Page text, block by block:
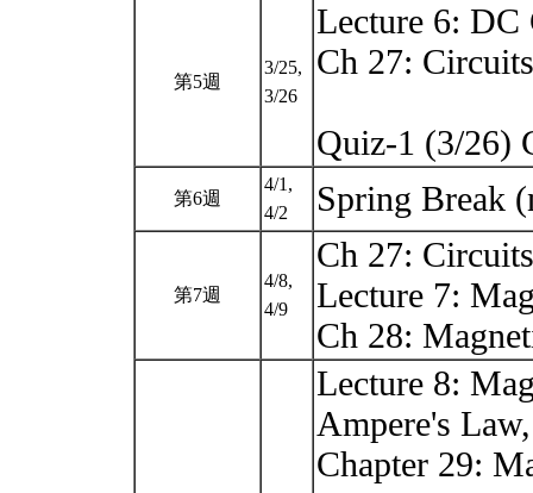
第5週
3/25,
3/26
Lecture 6: DC
Ch 27: Circuits
Quiz-1 (3/26)
第6週
4/1,
4/2
Spring Break
第7週
4/8,
4/9
Ch 27: Circuits
Lecture 7:
Ch 28:
Lecture 8:
Ampere's
Chapter 29: